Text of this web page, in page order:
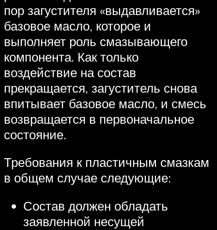
пор загустителя «выдавливается»
базовое масло, которое и
выполняет роль смазывающего
компонента. Как только
воздействие на состав
прекращается, загуститель снова
впитывает базовое масло, и смесь
возвращается в первоначальное
состояние.
Требования к пластичным смазкам
в общем случае следующие:
Состав должен обладать
заявленной несущей